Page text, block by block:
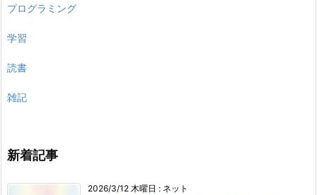
プログラミング
学習
読書
雑記
新着記事
2026/3/12 木曜日 : ネット